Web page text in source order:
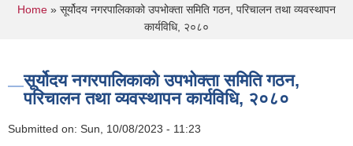
You are here
Home » सूर्योदय नगरपालिकाको उपभोक्ता समिति गठन, परिचालन तथा व्यवस्थापन
कार्यविधि, २०८०
सूर्योदय नगरपालिकाको उपभोक्ता समिति गठन,
परिचालन तथा व्यवस्थापन कार्यविधि, २०८०
Submitted on: Sun, 10/08/2023 - 11:23